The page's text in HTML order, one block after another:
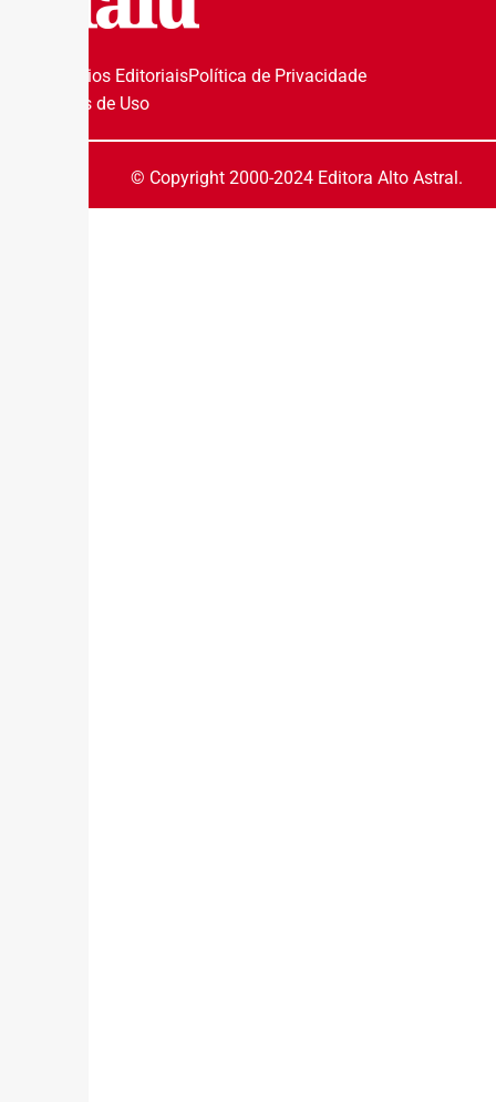
Princípios EditoriaisPolítica de Privacidade
Termos de Uso
© Copyright 2000-2024 Editora Alto Astral.